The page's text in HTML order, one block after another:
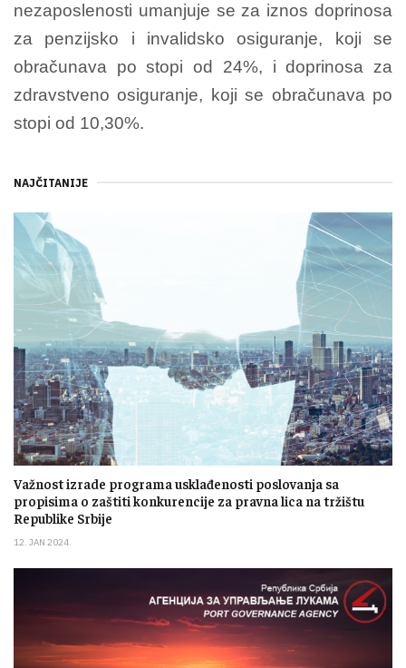
nezaposlenosti umanjuje se za iznos doprinosa
za penzijsko i invalidsko osiguranje, koji se
obračunava po stopi od 24%, i doprinosa za
zdravstveno osiguranje, koji se obračunava po
stopi od 10,30%.
NAJČITANIJE
Važnost izrade programa usklađenosti poslovanja sa
propisima o zaštiti konkurencije za pravna lica na tržištu
Republike Srbije
12. JAN 2024.